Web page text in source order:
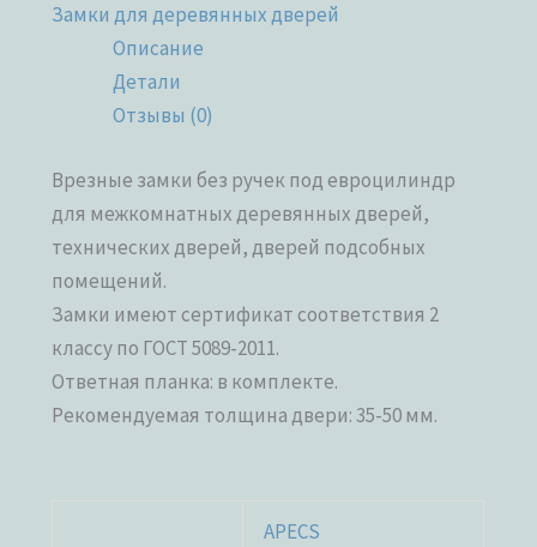
Замки для деревянных дверей
Описание
Детали
Отзывы (0)
Врезные замки без ручек под евроцилиндр
для межкомнатных деревянных дверей,
технических дверей, дверей подсобных
помещений.
Замки имеют сертификат соответствия 2
классу по ГОСТ 5089-2011.
Ответная планка: в комплекте.
Рекомендуемая толщина двери: 35-50 мм.
APECS